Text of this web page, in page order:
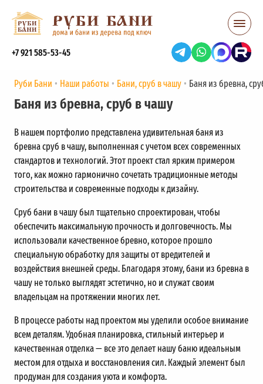
+7 921 585-53-45
Руби Бани Наши работы Бани, сруб в чашу Баня из бревна,
Баня из бревна, сруб в чашу
В нашем портфолио представлена удивительная баня из
бревна сруб в чашу, выполненная с учетом всех современных
стандартов и технологий. Этот проект стал ярким примером
того, как можно гармонично сочетать традиционные методы
строительства и современные подходы к дизайну.
Сруб бани в чашу был тщательно спроектирован, чтобы
обеспечить максимальную прочность и долговечность. Мы
использовали качественное бревно, которое прошло
специальную обработку для защиты от вредителей и
воздействия внешней среды. Благодаря этому, бани из бревна в
чашу не только выглядят эстетично, но и служат своим
владельцам на протяжении многих лет.
В процессе работы над проектом мы уделили особое внимание
всем деталям. Удобная планировка, стильный интерьер и
качественная отделка — все это делает нашу баню идеальным
местом для отдыха и восстановления сил. Каждый элемент был
продуман для создания уюта и комфорта.